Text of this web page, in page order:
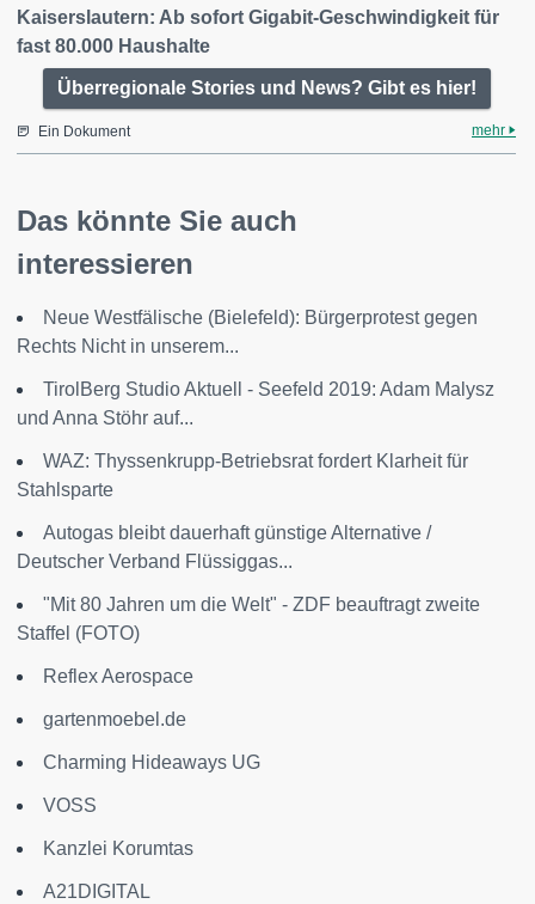
Kaiserslautern: Ab sofort Gigabit-Geschwindigkeit für
fast 80.000 Haushalte
Überregionale Stories und News? Gibt es hier!
Ein Dokument mehr
Das könnte Sie auch
interessieren
Neue Westfälische (Bielefeld): Bürgerprotest gegen
Rechts Nicht in unserem...
TirolBerg Studio Aktuell - Seefeld 2019: Adam Malysz
und Anna Stöhr auf...
WAZ: Thyssenkrupp-Betriebsrat fordert Klarheit für
Stahlsparte
Autogas bleibt dauerhaft günstige Alternative /
Deutscher Verband Flüssiggas...
"Mit 80 Jahren um die Welt" - ZDF beauftragt zweite
Staffel (FOTO)
Reflex Aerospace
gartenmoebel.de
Charming Hideaways UG
VOSS
Kanzlei Korumtas
A21DIGITAL